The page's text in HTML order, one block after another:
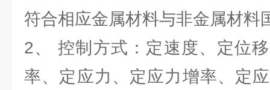
符合相应金属材料与非金属材料
2、 控制方式：定速度、定位
率、定应力、定应力增率、定